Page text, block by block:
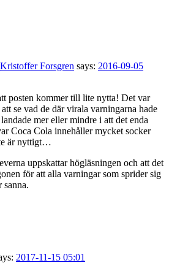
Kristoffer Forsgren says: 2016-09-05
posten kommer till lite nytta! Det var
se vad de där virala varningarna hade
mer eller mindre i att det enda
Coca Cola innehåller mycket socker
är nyttigt…
uppskattar högläsningen och att det
för att alla varningar som sprider sig
sanna.
2017-11-15 05:01